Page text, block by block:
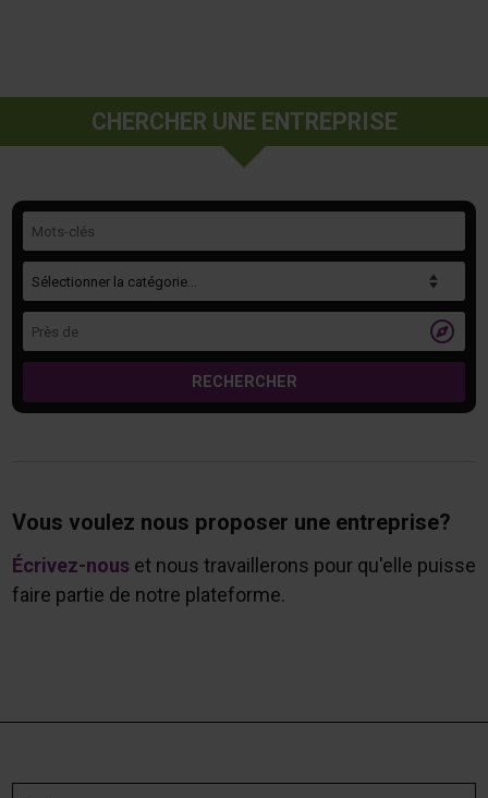
CHERCHER UNE ENTREPRISE

RECHERCHER
Vous voulez nous proposer une entreprise?
Écrivez-nouset nous travaillerons pour qu'elle puisse
faire partie de notre plateforme.